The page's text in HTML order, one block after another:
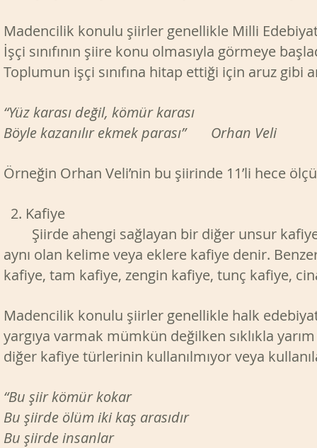
Madencilik konulu şiirler genellikle Milli Edebiyat
İşçi sınıfının şiire konu olmasıyla görmeye
Toplumun işçi sınıfına hitap ettiği için aruz
“Yüz karası değil, kömür karası
Böyle kazanılır ekmek parası” Orhan Veli
Örneğin Orhan Veli’nin bu şiirinde 11’li hece
2. Kafiye
Şiirde ahengi sağlayan bir diğer unsur
aynı olan kelime veya eklere kafiye denir.
kafiye, tam kafiye, zengin kafiye, tunç kafiye,
Madencilik konulu şiirler genellikle halk
yargıya varmak mümkün değilken sıklıkla
diğer kafiye türlerinin kullanılmıyor veya
“Bu şiir kömür kokar
Bu şiirde ölüm iki kaş arasıdır
Bu şiirde insanlar